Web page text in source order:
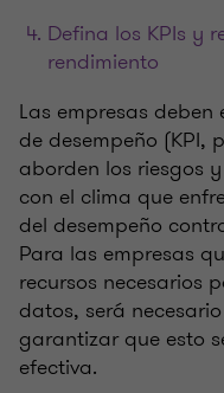
Defina los KPIs y
rendimiento
Las empresas
de desempeño (KPI,
aborden los riesgos
con el clima que
del desempeño
Para las empresas
recursos necesarios
datos, será
garantizar que esto
efectiva.